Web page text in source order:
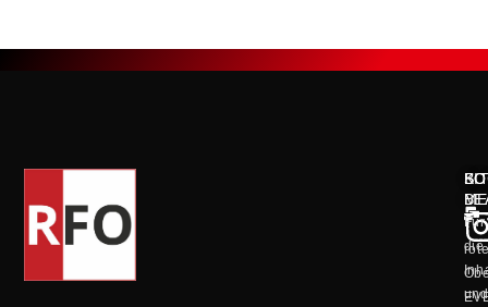
Für
die
und